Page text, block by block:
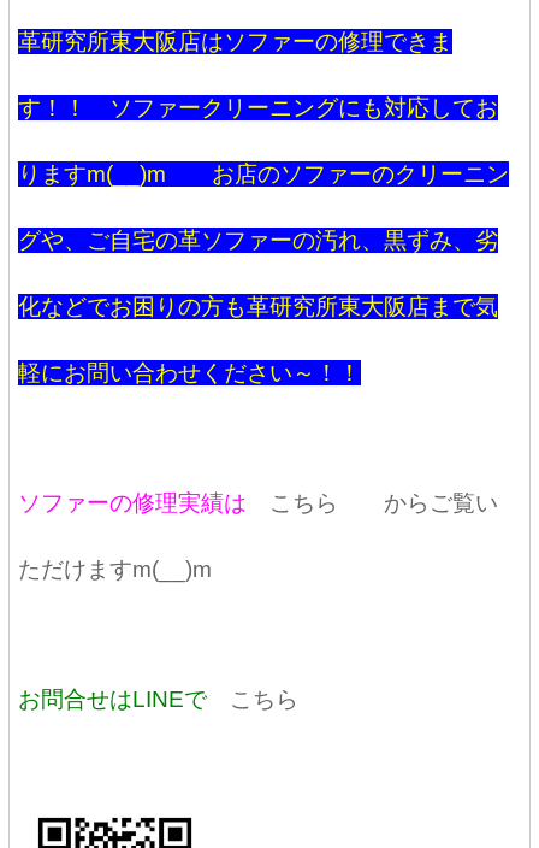
革研究所東大阪店はソファーの修理できま
す！！ ソファークリーニングにも対応してお
りますm(__)m お店のソファーのクリーニン
グや、ご自宅の革ソファーの汚れ、黒ずみ、劣
化などでお困りの方も革研究所東大阪店まで気
軽にお問い合わせください～！！
ソファーの修理実績は こちら からご覧い
ただけますm(__)m
お問合せはLINEで こちら